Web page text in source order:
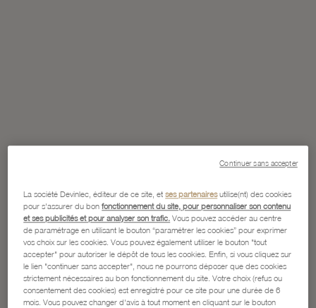
La société Devinlec, éditeur de ce site, etses partenairesutilise(nt) des cookies
pour s'assurer du bonfonctionnement du site, pour personnaliser son contenu
et ses publicités et pour analyser son trafic. Vous pouvez accéder au centre
de paramétrage en utilisant le bouton “paramétrer les cookies” pour exprimer
vos choix sur les cookies. Vous pouvez également utiliser le bouton "tout
accepter" pour autoriser le dépôt de tous les cookies. Enfin, si vous cliquez sur
le lien "continuer sans accepter", nous ne pourrons déposer que des cookies
strictement nécessaires au bon fonctionnement du site. Votre choix (refus ou
consentement des cookies) est enregistré pour ce site pour une durée de 6
mois. Vous pouvez changer d'avis à tout moment en cliquant sur le bouton
Continuer sans accepter